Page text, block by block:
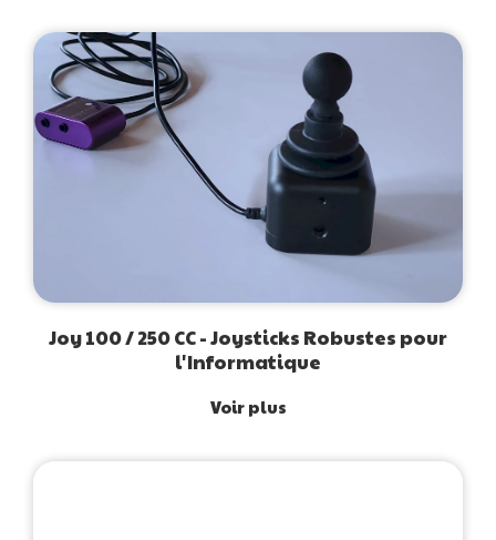
Joy 100 / 250 CC - Joysticks Robustes pour
l'Informatique
Voir plus